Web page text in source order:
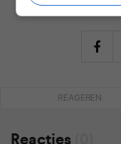
REAGEREN
Reacties